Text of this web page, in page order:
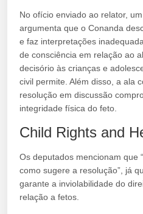
No ofício enviado ao relator,
argumenta que o Conanda
e faz interpretações
de consciência em relação ao
decisório às crianças e
civil permite. Além disso, a ala
resolução em discussão
integridade física do feto.
Child Rights and
Os deputados mencionam que
como sugere a resolução”, já
garante a inviolabilidade do
relação a fetos.